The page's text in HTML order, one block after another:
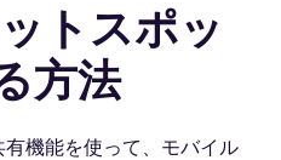
トスポッ
方法
機能を使って、モバイル